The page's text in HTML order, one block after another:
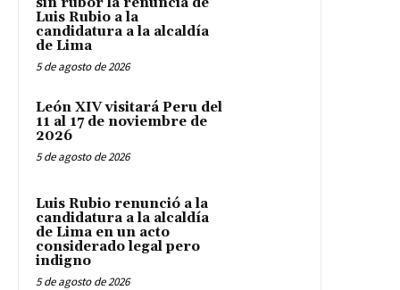
Luis Rubio a la
candidatura a la alcaldía
de Lima
5 de agosto de 2026
León XIV visitará Peru del
11 al 17 de noviembre de
2026
5 de agosto de 2026
Luis Rubio renunció a la
candidatura a la alcaldía
de Lima en un acto
considerado legal pero
indigno
5 de agosto de 2026